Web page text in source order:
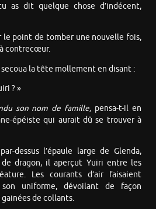
as dit quelque chose d’indécent,
le point de tomber une nouvelle fois,
contrecœur.
la tête mollement en disant :
? »
son nom de famille, pensa-t-il en
épéiste qui aurait dû se trouver à
dessus l’épaule large de Glenda,
dragon, il aperçut Yuiri entre les
Les courants d’air faisaient
uniforme, dévoilant de façon
de collants.